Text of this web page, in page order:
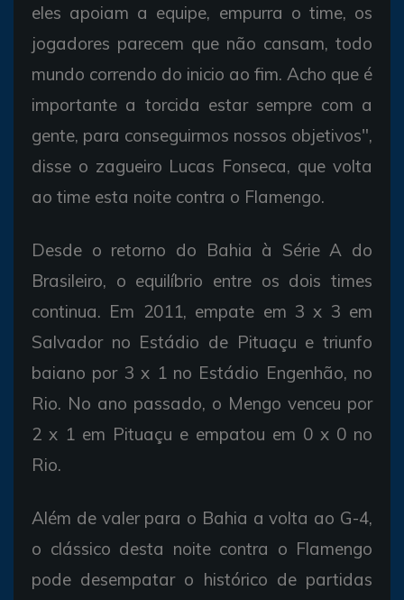
eles apoiam a equipe, empurra o time, os
jogadores parecem que não cansam, todo
mundo correndo do inicio ao fim. Acho que é
importante a torcida estar sempre com a
gente, para conseguirmos nossos objetivos",
disse o zagueiro Lucas Fonseca, que volta
ao time esta noite contra o Flamengo.
Desde o retorno do Bahia à Série A do
Brasileiro, o equilíbrio entre os dois times
continua. Em 2011, empate em 3 x 3 em
Salvador no Estádio de Pituaçu e triunfo
baiano por 3 x 1 no Estádio Engenhão, no
Rio. No ano passado, o Mengo venceu por
2 x 1 em Pituaçu e empatou em 0 x 0 no
Rio.
Além de valer para o Bahia a volta ao G-4,
o clássico desta noite contra o Flamengo
pode desempatar o histórico de partidas